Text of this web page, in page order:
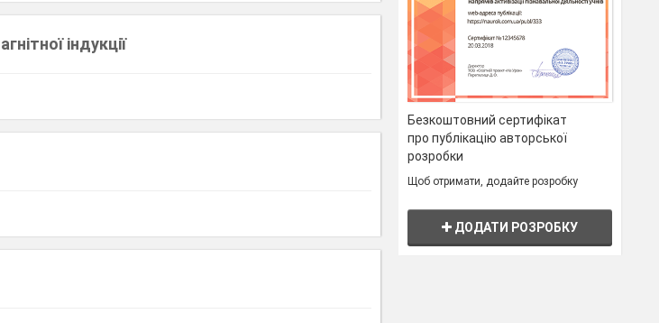
індукції
Безкоштовний сертифікат
про публікацію авторської
розробки
Щоб отримати, додайте розробку
ДОДАТИ РОЗРОБКУ